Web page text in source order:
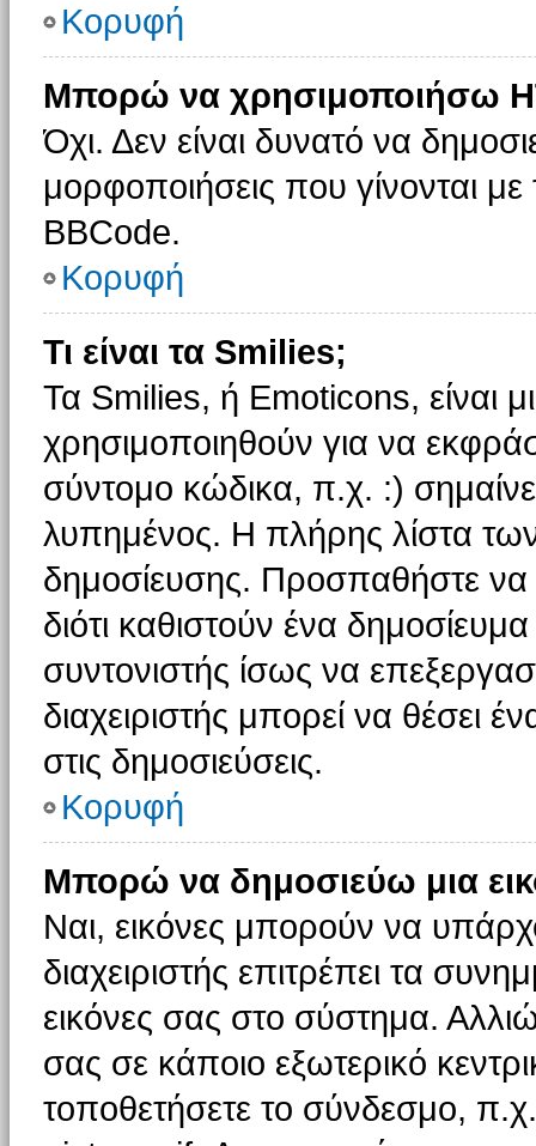
Κορυφή
Μπορώ να χρησιμοποιήσω
Όχι. Δεν είναι δυνατό να
μορφοποιήσεις που γίνονται
BBCode.
Κορυφή
Τι είναι τα Smilies;
Τα Smilies, ή Emoticons, είναι
χρησιμοποιηθούν για να
σύντομο κώδικα, π.χ. :)
λυπημένος. Η πλήρης λίστα των
δημοσίευσης. Προσπαθήστε να
διότι καθιστούν ένα
συντονιστής ίσως να
διαχειριστής μπορεί να θέσει
στις δημοσιεύσεις.
Κορυφή
Μπορώ να δημοσιεύω μια
Ναι, εικόνες μπορούν να
διαχειριστής επιτρέπει τα
εικόνες σας στο σύστημα.
σας σε κάποιο εξωτερικό
τοποθετήσετε το σύνδεσμο,